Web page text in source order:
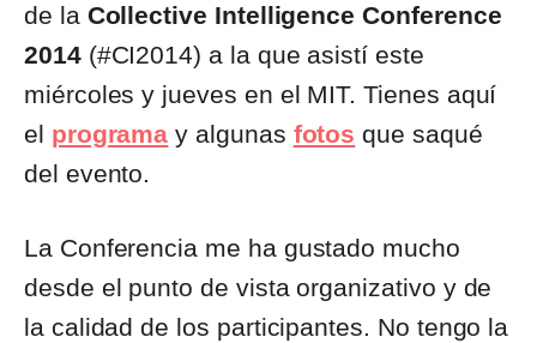
de la Collective Intelligence Conference
2014(#CI2014) a la que asistí este
miércoles y jueves en el MIT. Tienes aquí
el programa y algunas fotos que saqué
del evento.
La Conferencia me ha gustado mucho
desde el punto de vista organizativo y de
la calidad de los participantes. No tengo la